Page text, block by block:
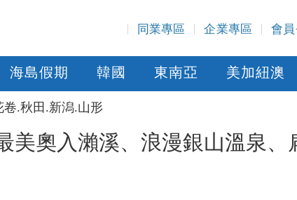
同業專區 企業專區 會
海島假期 韓國 東南亞 美加紐澳
.秋田.新潟.山形
美奧入瀨溪、浪漫銀山溫泉